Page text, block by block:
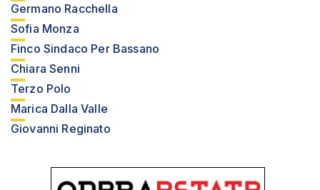
Germano Racchella
Sofia Monza
Finco Sindaco Per Bassano
Chiara Senni
Terzo Polo
Marica Dalla Valle
Giovanni Reginato